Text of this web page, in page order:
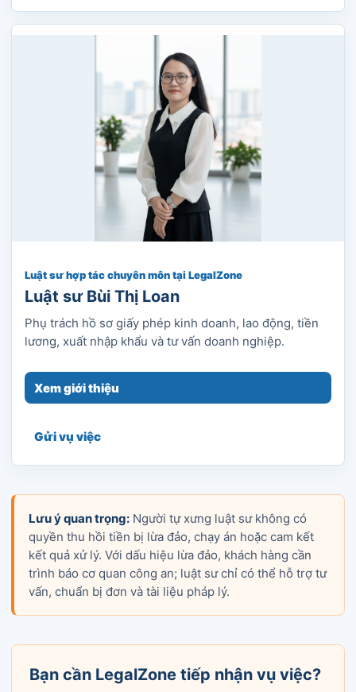
Luật sư hợp tác chuyên môn tại LegalZone
Luật sư Bùi Thị Loan
Phụ trách hồ sơ giấy phép kinh doanh, lao động, tiền
lương, xuất nhập khẩu và tư vấn doanh nghiệp.
Xem giới thiệu
Gửi vụ việc
Lưu ý quan trọng: Người tự xưng luật sư không có
quyền thu hồi tiền bị lừa đảo, chạy án hoặc cam kết
kết quả xử lý. Với dấu hiệu lừa đảo, khách hàng cần
trình báo cơ quan công an; luật sư chỉ có thể hỗ trợ tư
vấn, chuẩn bị đơn và tài liệu pháp lý.
Bạn cần LegalZone tiếp nhận vụ việc?